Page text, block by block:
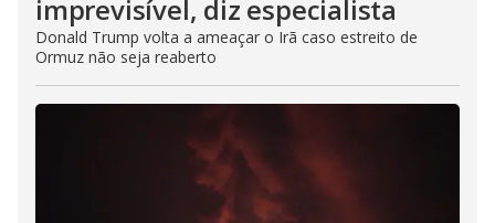
imprevisível, diz especialista
Donald Trump volta a ameaçar o Irã caso estreito de
Ormuz não seja reaberto